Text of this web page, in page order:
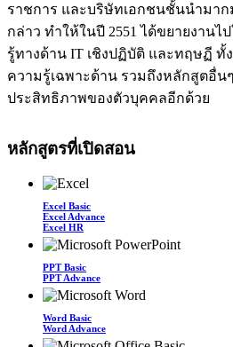
ราชการ และบริษัทเอกชนชั้นนำมา
กล่าว ทำให้ในปี 2551 ได้ขยายงาน
รู้ทางด้าน IT เชิงปฏิบัติ และทฤษฏี ทั้
ความรู้เฉพาะด้าน รวมถึงหลักสูตอื่น
ประสิทธิภาพของตัวบุคคลอีกด้วย
หลักสูตรที่เปิดสอน
Excel Basic
Excel Advance
Excel HR
PPT Basic
PPT Advance
Word Basic
Word Advance